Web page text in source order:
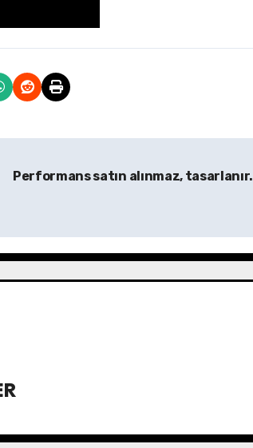
Performans satın alınmaz, tasarlanır.